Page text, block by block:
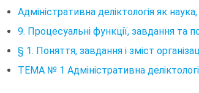
Адмiнiстративна делiктологiя як
9. Процесуальні функції, завдання та
§ 1. Поняття, завдання і зміст
ТЕМА № 1 Адмiнiстративна